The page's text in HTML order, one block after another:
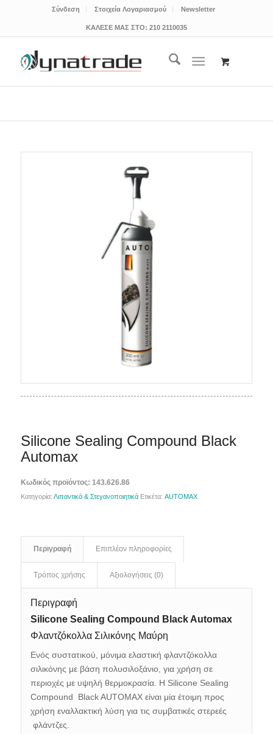
Σύνδεση Στοιχεία Λογαριασμού Newsletter
ΚΑΛΕΣΕ ΜΑΣ ΣΤΟ: 210 2110035
Silicone Sealing Compound Black
Automax
Κωδικός προϊόντος: 143.626.86
Κατηγορία: Λιπαντικά & Στεγανοποιητικά Ετικέτα: AUTOMAX
Περιγραφή Επιπλέον πληροφορίες
Τρόπος χρήσης Αξιολογήσεις (0)
Περιγραφή
Silicone Sealing Compound Black Automax
Φλαντζόκολλα Σιλικόνης Μαύρη
Ενός συστατικού, μόνιμα ελαστική φλαντζόκολλα
σιλικόνης με βάση πολυσιλοξάνιο, για χρήση σε
περιοχές με υψηλή θερμοκρασία. Η Silicone Sealing
Compound Black AUTOMAX είναι μία έτοιμη προς
χρήση εναλλακτική λύση για τις συμβατικές στερεές
φλάντζες.